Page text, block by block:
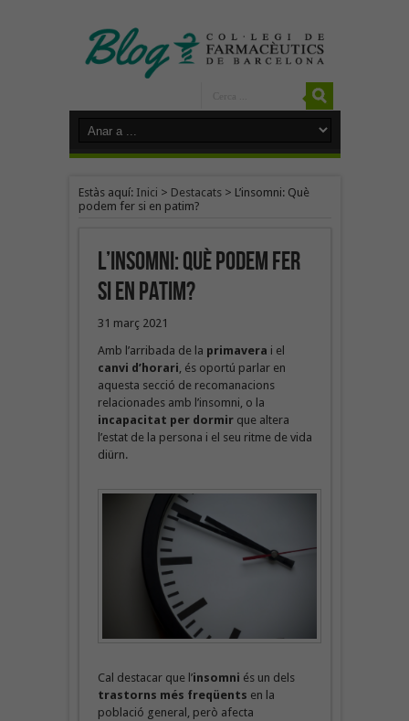
Estàs aquí: Inici > Destacats> L’insomni: Què
podem fer si en patim?
L’insomni: Què podem fer
si en patim?
31 març 2021
Amb l’arribada de la primavera i el
canvi d’horari , és oportú parlar en
aquesta secció de recomanacions
relacionades amb l’insomni, o la
incapacitat per dormirque altera
l’estat de la persona i el seu ritme de vida
diürn.
Cal destacar que l’insomni és un dels
trastorns més freqüents en la
població general, però afecta